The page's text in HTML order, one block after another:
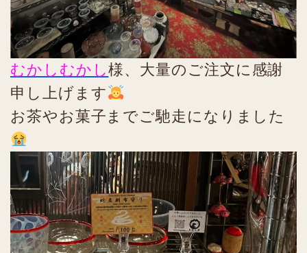
むかしむかし様、大量のご注文に感謝
申し上げます
お茶やお菓子までご馳走になりました